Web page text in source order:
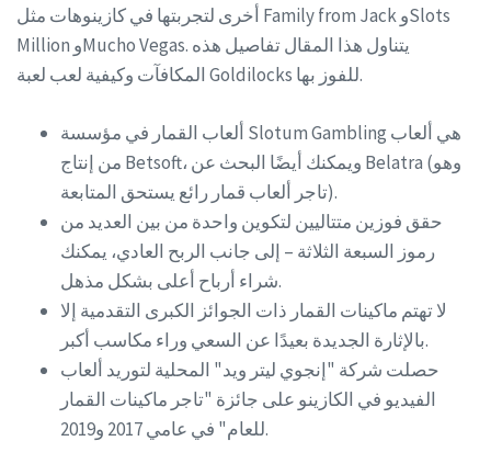
أخرى لتجربتها في كازينوهات مثل Family from Jack وSlots
Million وMucho Vegas. يتناول هذا المقال تفاصيل هذه
المكافآت وكيفية لعب لعبة Goldilocks للفوز بها.
ألعاب القمار في مؤسسة Slotum Gambling هي ألعاب
من إنتاج Betsoft، ويمكنك أيضًا البحث عن Belatra (وهو
تاجر ألعاب قمار رائع يستحق المتابعة).
حقق فوزين متتاليين لتكوين واحدة من بين العديد من
رموز السبعة الثلاثة – إلى جانب الربح العادي، يمكنك
شراء أرباح أعلى بشكل مذهل.
لا تهتم ماكينات القمار ذات الجوائز الكبرى التقدمية إلا
بالإثارة الجديدة بعيدًا عن السعي وراء مكاسب أكبر.
حصلت شركة "إنجوي ليتر ويد" المحلية لتوريد ألعاب
الفيديو في الكازينو على جائزة "تاجر ماكينات القمار
للعام" في عامي 2017 و2019.